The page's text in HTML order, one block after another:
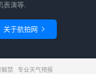
表演等.
关于航拍网 
禁 专业天气预报